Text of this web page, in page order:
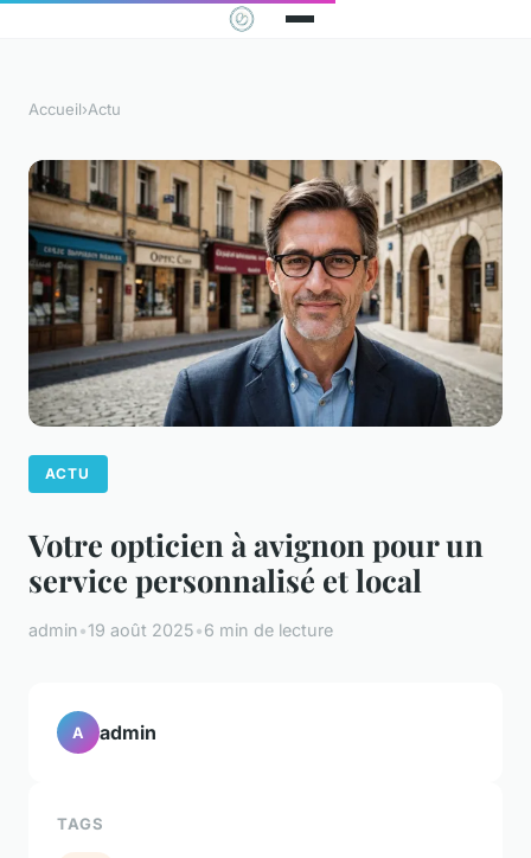
Accueil›Actu
ACTU
Votre opticien à avignon pour un
service personnalisé et local
admin•19 août 2025•6 min de lecture
A admin
TAGS